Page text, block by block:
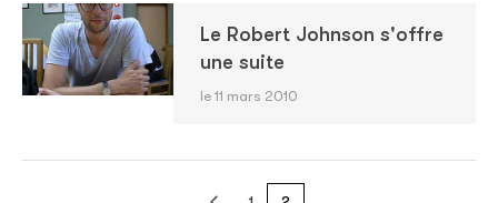
Le Robert Johnson s'offre
une suite
le 11 mars 2010